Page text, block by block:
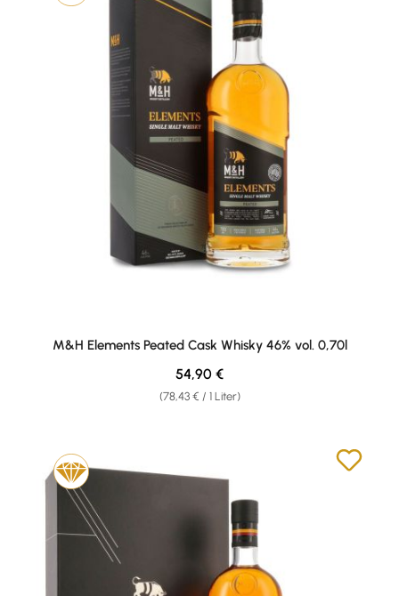
M&H Elements Peated Cask Whisky 46% vol. 0,70l
(78,43 € / 1 Liter)
Regulärer Preis:
54,90 €